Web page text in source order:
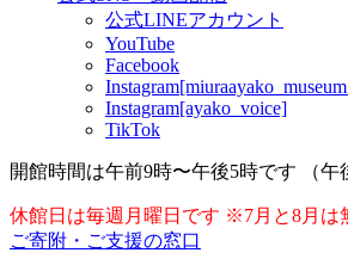
公式LINEアカウント
YouTube
Facebook
Instagram[ayako_voice]
TikTok
開館時間は午前9時〜午後5時です （午
休館日は毎週月曜日です ※7月と8月は
ご寄附・ご支援の窓口